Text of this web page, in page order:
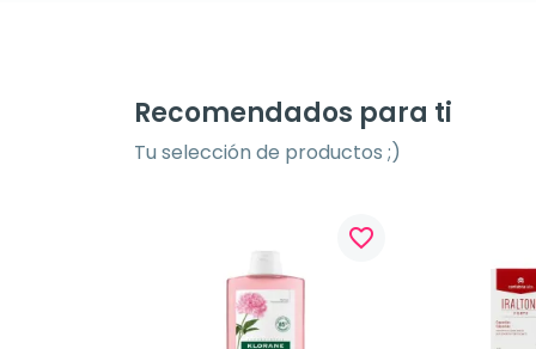
Recomendados para ti
Tu selección de productos ;)
favorite_border